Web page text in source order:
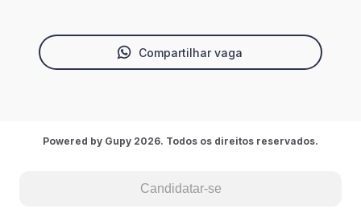
Compartilhar vaga
Candidatar-se
Powered by Gupy 2026. Todos os direitos reservados.